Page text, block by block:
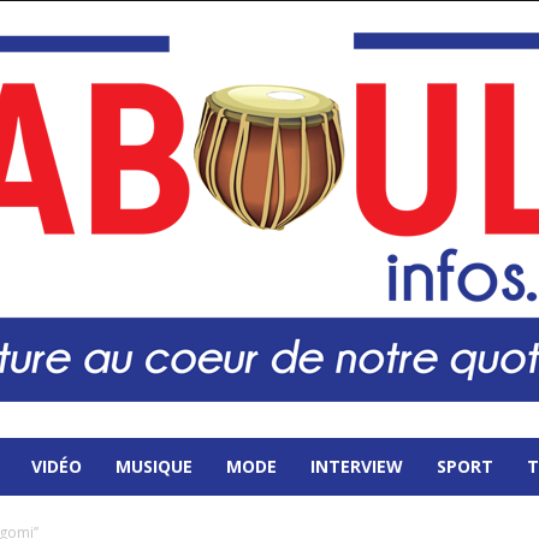
VIDÉO MUSIQUE MODE INTERVIEW SPORT